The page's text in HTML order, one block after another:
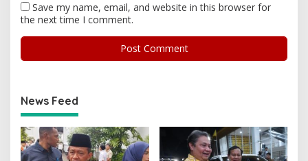
Save my name, email, and website in this browser for
the next time I comment.
News Feed